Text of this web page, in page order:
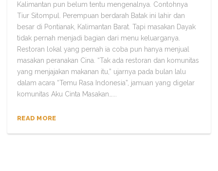
Kalimantan pun belum tentu mengenalnya. Contohnya
Tiur Sitompul. Perempuan berdarah Batak ini lahir dan
besar di Pontianak, Kalimantan Barat. Tapi masakan Dayak
tidak pernah menjadi bagian dari menu keluarganya.
Restoran lokal yang pernah ia coba pun hanya menjual
masakan peranakan Cina. “Tak ada restoran dan komunitas
yang menjajakan makanan itu,” ujarnya pada bulan lalu
dalam acara “Temu Rasa Indonesia”, jamuan yang digelar
komunitas Aku Cinta Masakan…...
READ MORE